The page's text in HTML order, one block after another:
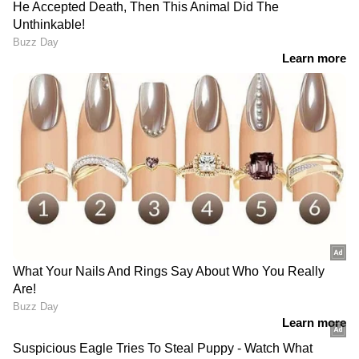
കേരളത്തിലെ എല്ലാLocal Newsഅറിയാൻ
എപ്പോഴും ഏഷ്യാനെറ്റ് ന്യൂസ് വാർത്തകൾ.
ആഴത്തിലുള്ള വിശകലനവും സമഗ്രമായ